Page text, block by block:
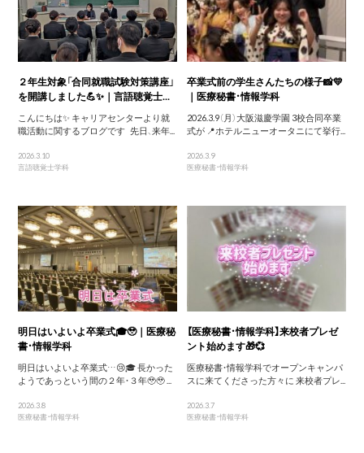
２年生対象「合同就職試験対策講座」
を開講しました💪✨｜言語聴覚士...
こんにちは✨ キャリアセンターより就
職活動に関するブログです 先日、来年...
2026.3.10
言語聴覚士学科
卒業式前の学生さんたちの様子📸💛
｜医療秘書・情報学科
2026.3.9（月）大阪滋慶学園 3校合同卒業
式が 📍ホテルニューオータニにて挙行...
2026.3.9
医療秘書・情報学科
明日はいよいよ卒業式🎓🥹｜医療秘
書・情報学科
明日はいよいよ卒業式…😢🎓 長かった
ようであっという間の２年・３年🥹🥹 ...
2026.3.8
医療秘書・情報学科
【医療秘書・情報学科】来校者プレゼ
ント始めます🎁💞
医療秘書・情報学科でオープンキャンパ
スに来てくださった方々に 来校者プレ...
2026.3.7
医療秘書・情報学科